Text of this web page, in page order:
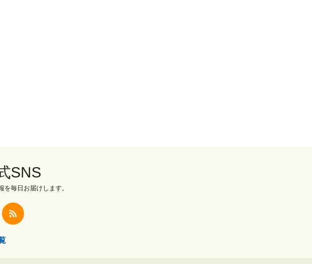
SNS
毎日お届けします。